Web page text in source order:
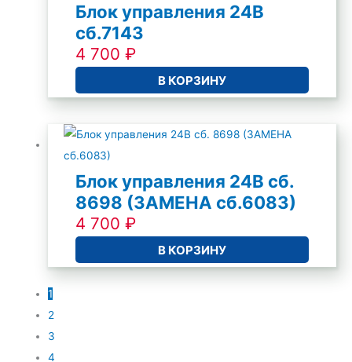
Блок управления 24В
сб.7143
4 700₽
В КОРЗИНУ
Блок управления 24В сб.
8698 (ЗАМЕНА сб.6083)
4 700₽
В КОРЗИНУ
1
2
3
4